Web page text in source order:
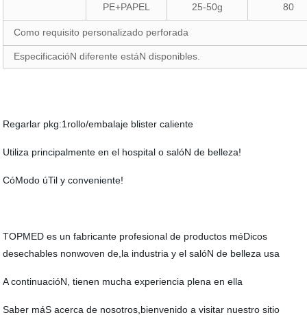
PE+PAPEL 25-50g 80
Como requisito personalizado perforada
EspecificacióN diferente estáN disponibles.
Regarlar pkg:1rollo/embalaje blister caliente
Utiliza principalmente en el hospital o salóN de belleza!
CóModo úTil y conveniente!
TOPMED es un fabricante profesional de productos méDicos
desechables nonwoven de,la industria y el salóN de belleza usa
A continuacióN, tienen mucha experiencia plena en ella
Saber máS acerca de nosotros,bienvenido a visitar nuestro sitio